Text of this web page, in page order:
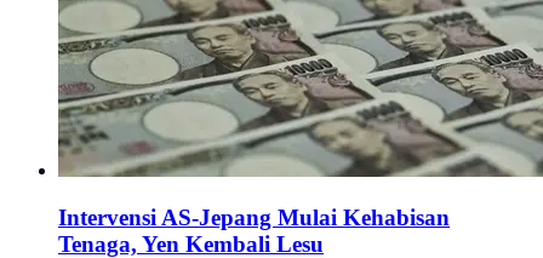
Intervensi AS-Jepang Mulai Kehabisan
Tenaga, Yen Kembali Lesu